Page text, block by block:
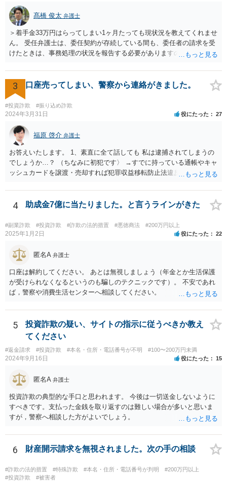
より業務停止命令を受けており、集団投資スキームに関する法令違反
の疑いも報道されています。返還に応じる余力が今後失われるおそれ
もあるため、他の債権者に先んじて請求手続を行うことが重要です。
弁護士選任については、大阪に所在する相手方企業であっても、現在
は全国の弁護士がウェブ面談・電子手続等で対応可能です。実際、当
職もみんなで大家さんに関する出資金返還請求について対応実績があ
ることは、損失の拡大を防ぐために極めて合理的な判断といえます。
今からでも遅くありませんので、速やかに弁護士へ相談されることを
強く推奨いたします。
髙橋 俊太 弁護士
＞着手金33万円はらってしまい1ヶ月たっても現状況を教えてくれませ
ん。 受任弁護士は、委任契約が存続している間も、委任者の請求を受
けたときは、事務処理の状況を報告する必要がありますので（民法６
問題があります。 ＞二次被害にあった場合、日弁連に相談したらいい
ですか？ 日弁連というより、担当弁護士が所属している弁護士会に相
談するとよいでしょう。 ＜参照：民法＞ （受任者による報告） 第６
４５条 受任者は、委任者の請求があるときは、いつでも委任事務の
処理の状況を報告し、委任が終了した後は、遅滞なくその経過及び結
果を報告しなければならない。
3 口座売ってしまい、警察から連絡がきました。
#投資詐欺 #振り込め詐欺
2024年3月31日 役にたった 27
福原 啓介 弁護士
お答えいたします。 1、素直に全て話しても 私は逮捕されてしまうの
でしょうか…？ （ちなみに初犯です〉 →すでに持っている通帳やキャ
ッシュカードを譲渡・売却すれば犯罪収益移転防止法違反に、譲渡・
で、本当に銀行口座を売る行為が犯罪行為であることを認識して行っ
た又は認識しうる状況で行ったものであれば、素直に認めた方がいい
ことを知らずに売却譲渡した場合は、もちろん認めるという選択肢も
ありますが、沈黙を守るという選択肢もあることを念頭に置いていた
が、捜査機関において罪証隠滅の恐れや逃亡の恐れがある等の事由が
としてもその可能性は変わりません。 2、京都まで行かなきゃ行けな
い事はありますか？ →捜査を担当する警察署が京都の警察署であれ
ば、京都まで行く可能性もありますが、京都の警察官がご相談者様の
と相談することをおすすめします。
4 助成金7億に当たりました。と言うラインがきた
#副業詐欺 #投資詐欺 #詐欺の法的措置 #悪徳商法 #200万円以上
2025年1月2日 役にたった 22
匿名A 弁護士
口座は解約してください。 あとは無視しましょう（年金とか生活保護
が受けられなくなるというのも騙しのテクニックです）。 不安であれ
ば，警察や消費生活センターへ相談してください。
5
投資詐欺の疑い、サイトの指示に従うべきか教え
てください
#返金請求 #投資詐欺 #本名・住所・電話番号が不明 #100〜200万円未満
2024年9月16日 役にたった 15
匿名A 弁護士
投資詐欺の典型的な手口と思われます。 今後は一切送金しないように
すべきです。支払った金銭を取り返すのは難しい場合が多いと思いま
すが，警察へ相談した方がよいでしょう。
6 財産開示請求を無視されました。次の手の相談
#詐欺の法的措置 #特殊詐欺 #本名・住所・電話番号が判明
#200万円以上
#投資詐欺
#被害者